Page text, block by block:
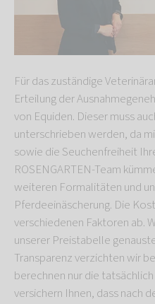
Für das zuständige
Erteilung der
von Equiden. Dieser muss
unterschrieben werden, da
sowie die Seuchenfreiheit
ROSENGARTEN-Team
weiteren Formalitäten und
Pferdeeinäscherung. Die
verschiedenen Faktoren ab.
unserer Preistabelle
Transparenz verzichten wir
berechnen nur die
versichern Ihnen, dass nach